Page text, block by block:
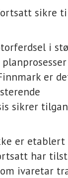
sikre
i
er
sikrer
er
har
ivaretar